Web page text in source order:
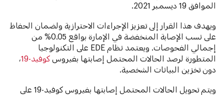
الموافق 19 ديسمبر 2021.
ويهدف هذا القرار إلى تعزيز الإجراءات الاحترازية ولضمان الحفاظ
على نسب الإصابة المنخفضة في الإمارة بواقع 0.05% من
إجمالي الفحوصات. ويعتمد نظام EDE على التكنولوجيا
المتطورة لرصد الحالات المحتمل إصابتها بفيروسكوفيد-19
،
دون تخزين البيانات الشخصية.
ويتم تحويل الحالات المحتمل إصابتها بفيروس كوفيد-19 على